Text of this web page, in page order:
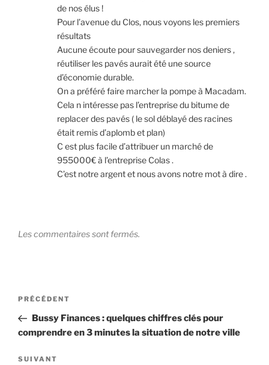
de nos élus !
Pour l’avenue du Clos, nous voyons les premiers
résultats
Aucune écoute pour sauvegarder nos deniers ,
réutiliser les pavés aurait été une source
d’économie durable.
On a préféré faire marcher la pompe à Macadam.
Cela n intéresse pas l’entreprise du bitume de
replacer des pavés ( le sol déblayé des racines
était remis d’aplomb et plan)
C est plus facile d’attribuer un marché de
955000€ à l’entreprise Colas .
C’est notre argent et nous avons notre mot à dire .
Les commentaires sont fermés.
Navigation
l’article
Article
précédent
PRÉCÉDENT
Bussy Finances : quelques chiffres clés pour
comprendre en 3 minutes la situation de notre ville
Article
SUIVANT